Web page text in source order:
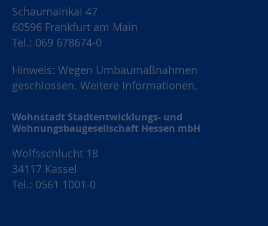
Schaumainkai 47
60596 Frankfurt am Main
Tel.: 069 678674-0
Hinweis: Wegen Umbaumaßnahmen
geschlossen. Weitere Informationen.
Wohnstadt Stadtentwicklungs- und
Wohnungsbaugesellschaft Hessen mbH
Wolfsschlucht 18
34117 Kassel
Tel.: 0561 1001-0